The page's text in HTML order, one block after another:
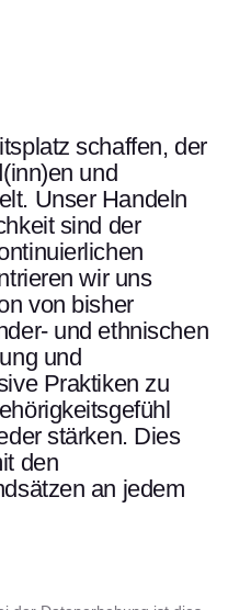
schaffen, der
und
Unser Handeln
sind der
wir uns
von bisher
und ethnischen
und
Praktiken zu
stärken. Dies
den
an jedem